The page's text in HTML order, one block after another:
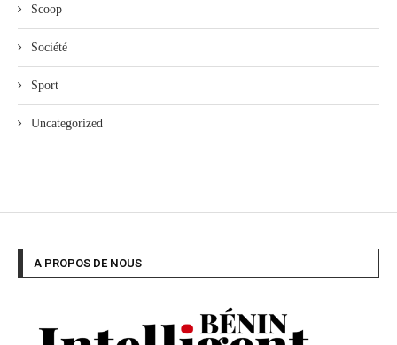
Scoop
Société
Sport
Uncategorized
A PROPOS DE NOUS